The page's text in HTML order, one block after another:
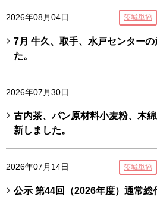
2026年08月04日 茨城単協
7月 牛久、取手、水戸センター
た。
2026年07月30日
古内茶、パン原材料小麦粉、木
新しました。
2026年07月14日 茨城単協
公示 第44回（2026年度）通常総